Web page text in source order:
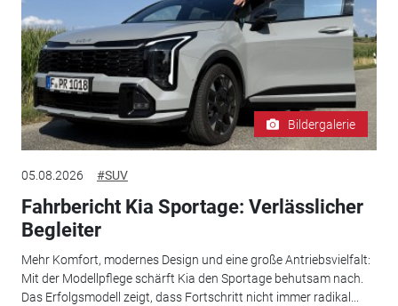
Bildergalerie
05.08.2026 #SUV
Fahrbericht Kia Sportage: Verlässlicher
Begleiter
Mehr Komfort, modernes Design und eine große Antriebsvielfalt:
Mit der Modellpflege schärft Kia den Sportage behutsam nach.
Das Erfolgsmodell zeigt, dass Fortschritt nicht immer radikal...